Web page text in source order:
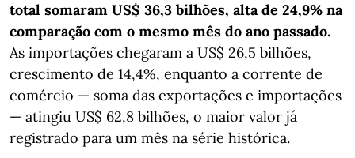
total somaram US$ 36,3 bilhões, alta de 24,9% na
comparação com o mesmo mês do ano passado.
As importações chegaram a US$ 26,5 bilhões,
crescimento de 14,4%, enquanto a corrente de
comércio — soma das exportações e importações
— atingiu US$ 62,8 bilhões, o maior valor já
registrado para um mês na série histórica.